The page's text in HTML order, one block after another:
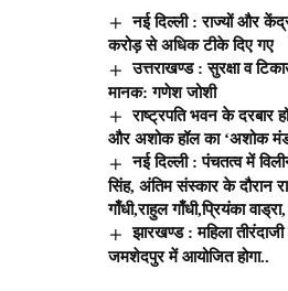
नई दिल्ली : राज्यों और
करोड़ से अधिक टीके दिए गए
उत्तराखण्ड : सुरक्षा व
मानक: गणेश जोशी
राष्ट्रपति भवन के दरबार
और अशोक हॉल का ‘अशोक
नई दिल्ली : पंचतत्व में
सिंह, अंतिम संस्कार के दौरान
गाँधी,राहुल गाँधी,प्रियंका
झारखण्ड : महिला
जमशेदपुर में आयोजित होगा..